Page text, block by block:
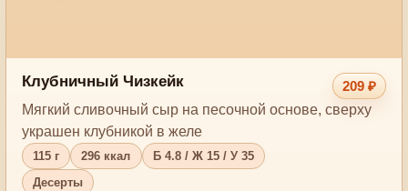
Клубничный Чизкейк
209 ₽
Мягкий сливочный сыр на песочной основе, сверху
украшен клубникой в желе
115 г 296 ккал
Б 4.8 / Ж 15 / У 35
Десерты